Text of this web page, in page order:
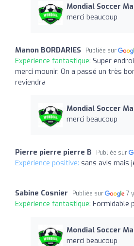
Mondial Soccer
merci beaucoup
Manon BORDARIES Publiée sur
Expérience fantastique: Super
merci mounir. On a passé un très
reviendra
Mondial Soccer
merci beaucoup
Pierre pierre pierre B Publiée sur
Expérience positive: sans avis mais
Sabine Cosnier Publiée sur 7
Expérience fantastique: Formidable
Mondial Soccer
merci beaucoup